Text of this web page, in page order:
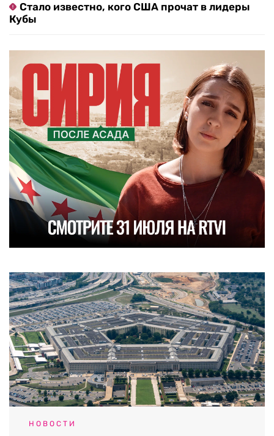
Стало известно, кого США прочат в лидеры
Кубы
НОВОСТИ